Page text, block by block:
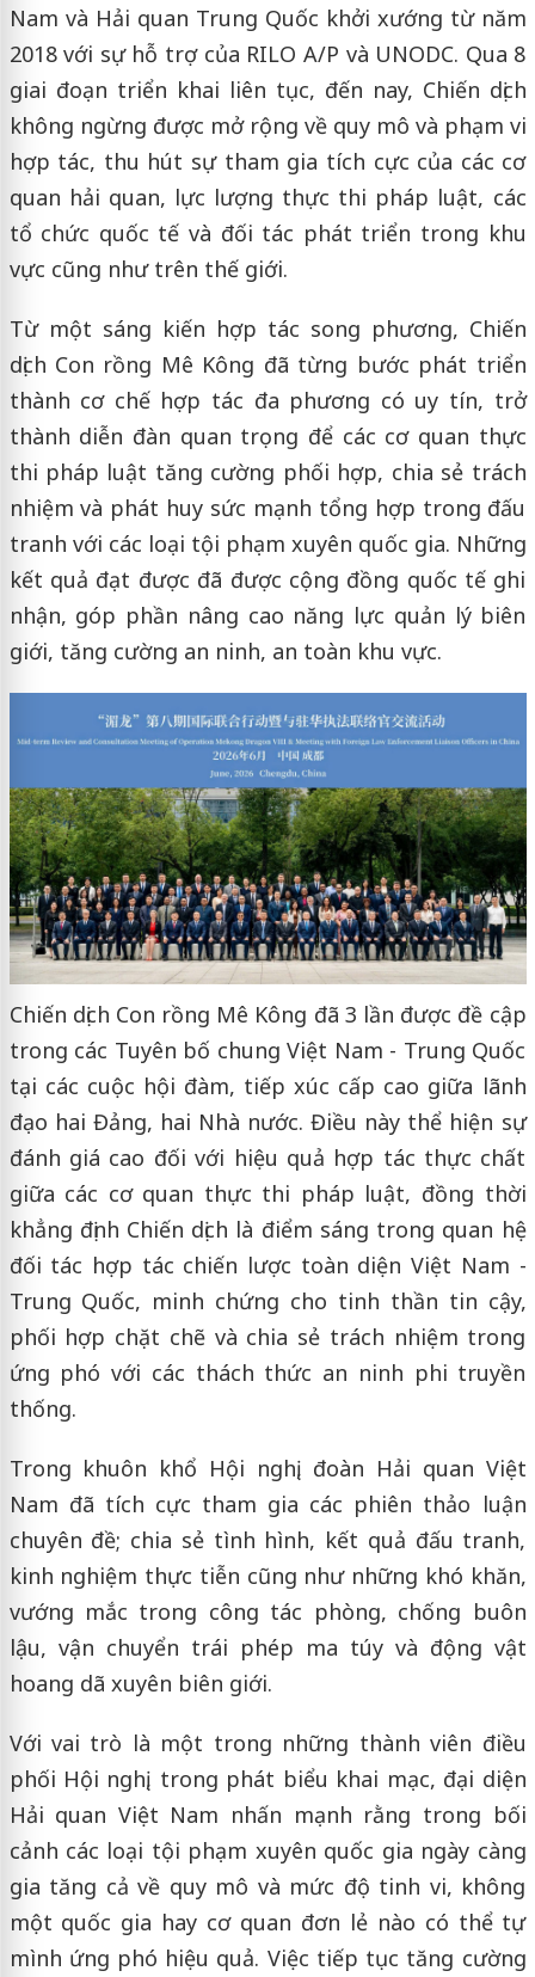
Nam và Hải quan Trung Quốc khởi xướng từ năm
2018 với sự hỗ trợ của RILO A/P và UNODC. Qua 8
giai đoạn triển khai liên tục, đến nay, Chiến dịch
không ngừng được mở rộng về quy mô và phạm vi
hợp tác, thu hút sự tham gia tích cực của các cơ
quan hải quan, lực lượng thực thi pháp luật, các
tổ chức quốc tế và đối tác phát triển trong khu
vực cũng như trên thế giới.
Từ một sáng kiến hợp tác song phương, Chiến
dịch Con rồng Mê Kông đã từng bước phát triển
thành cơ chế hợp tác đa phương có uy tín, trở
thành diễn đàn quan trọng để các cơ quan thực
thi pháp luật tăng cường phối hợp, chia sẻ trách
nhiệm và phát huy sức mạnh tổng hợp trong đấu
tranh với các loại tội phạm xuyên quốc gia. Những
kết quả đạt được đã được cộng đồng quốc tế ghi
nhận, góp phần nâng cao năng lực quản lý biên
giới, tăng cường an ninh, an toàn khu vực.
Chiến dịch Con rồng Mê Kông đã 3 lần được đề cập
trong các Tuyên bố chung Việt Nam - Trung Quốc
tại các cuộc hội đàm, tiếp xúc cấp cao giữa lãnh
đạo hai Đảng, hai Nhà nước. Điều này thể hiện sự
đánh giá cao đối với hiệu quả hợp tác thực chất
giữa các cơ quan thực thi pháp luật, đồng thời
khẳng định Chiến dịch là điểm sáng trong quan hệ
đối tác hợp tác chiến lược toàn diện Việt Nam -
Trung Quốc, minh chứng cho tinh thần tin cậy,
phối hợp chặt chẽ và chia sẻ trách nhiệm trong
ứng phó với các thách thức an ninh phi truyền
thống.
Trong khuôn khổ Hội nghị, đoàn Hải quan Việt
Nam đã tích cực tham gia các phiên thảo luận
chuyên đề; chia sẻ tình hình, kết quả đấu tranh,
kinh nghiệm thực tiễn cũng như những khó khăn,
vướng mắc trong công tác phòng, chống buôn
lậu, vận chuyển trái phép ma túy và động vật
hoang dã xuyên biên giới.
Với vai trò là một trong những thành viên điều
phối Hội nghị, trong phát biểu khai mạc, đại diện
Hải quan Việt Nam nhấn mạnh rằng trong bối
cảnh các loại tội phạm xuyên quốc gia ngày càng
gia tăng cả về quy mô và mức độ tinh vi, không
một quốc gia hay cơ quan đơn lẻ nào có thể tự
mình ứng phó hiệu quả. Việc tiếp tục tăng cường